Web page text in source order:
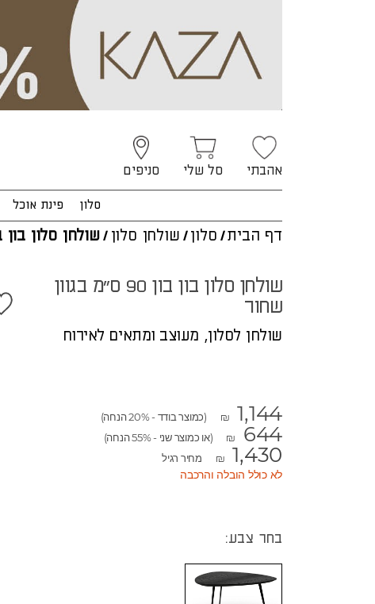
אהבתי סל שלי סניפים
סלון פינת אוכל
דף הבית/ סלון / שולחן סלון / שולחן סלון בון
שולחן סלון בון בון 90 ס"מ בגוון
שחור
שולחן לסלון, מעוצב ומתאים לאירוח
₪ 1,144 (כמוצר בודד - 20% הנחה)
₪ 644 (או כמוצר שני - 55% הנחה)
₪ 1,430 מחיר רגיל
לא כולל הובלה והרכבה
בחר צבע: